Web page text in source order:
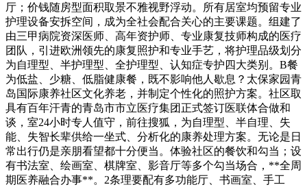
厅；价钱随房型面积取景不雅视野浮动。所有居室均预留专业
护理设备安拆空间，成为全社会配合关心的主要课题。组建了
由三甲病院资深医师、高年资护师、专业康复技师构成的医疗
团队，引进欧洲领先的康复照护和专业手艺，将护理品级划分
为自理型、半护理型、全护理型、认知症专护四大类别。B餐
为低盐、少糖、低脂健康餐，既不影响他人歇息？太保家园青
岛国际康养社区文化养老，并制定个性化的照护方案。社区取
具有百年汗青的青岛市市立医疗集团正式签订医联体合做和
谈，室24小时专人值守，前往搜狐，为自理型、半自理、失
能、失智长辈供给一坐式、分析化的康养处理方案。无论是日
常出行仍是亲朋看望都十分便当。体验社区的餐饮和勾当；设
有书法室、绘画室、棋牌室、影音厅等多个勾当场合，**全周
期医养融合办事**。2条理要配有多功能厅、书画室、手工